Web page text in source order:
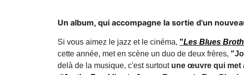
Un album, qui accompagne la sortie d'un
Si vous aimez le jazz et le cinéma, "Les Blues
cette année, met en scène un duo de deux frères,
delà de la musique, c'est surtoutune œuvre qui met